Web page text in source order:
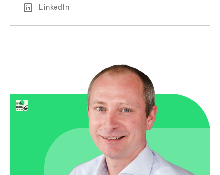
LinkedIn